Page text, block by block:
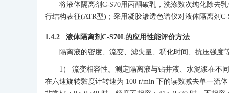
将液体隔离剂C-S70用丙酮破乳，洗涤数次纯化除去
行结构表征(ATR型)；采用凝胶渗透色谱仪对液体隔离剂
1.4.2 液体隔离剂C-S70L的应用性能评价方法
隔离液的密度、流变、滤失量、稠化时间、抗压强
1） 流变相容性。测定隔离液与钻井液、水泥浆在不
在六速旋转黏度计转速为 100 r/min 下的读数减去单一流